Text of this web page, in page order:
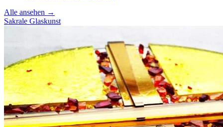
Alle ansehen →
Sakrale Glaskunst